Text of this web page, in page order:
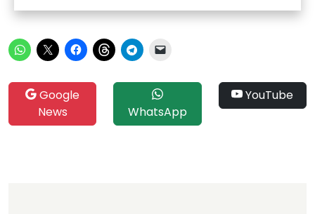
Google
News
WhatsApp
YouTube